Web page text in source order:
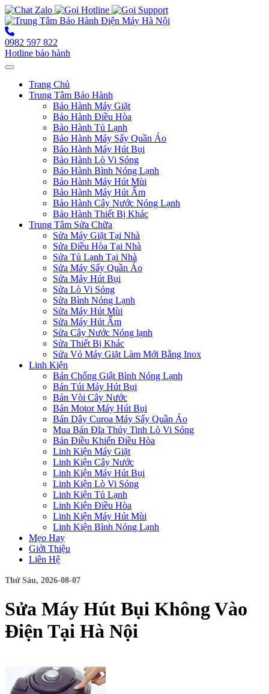
0982 597 822
Hotline bảo hành
Toggle navigation
Trang Chủ
Trung Tâm Bảo Hành
Bảo Hành Máy Giặt
Bảo Hành Điều Hòa
Bảo Hành Tủ Lạnh
Bảo Hành Máy Sấy Quần Áo
Bảo Hành Máy Hút Bụi
Bảo Hành Lò Vi Sóng
Bảo Hành Bình Nóng Lạnh
Bảo Hành Máy Hút Mùi
Bảo Hành Máy Hút Ẩm
Bảo Hành Cây Nước Nóng Lạnh
Bảo Hành Thiết Bị Khác
Trung Tâm Sửa Chữa
Sửa Máy Giặt Tại Nhà
Sửa Điều Hòa Tại Nhà
Sửa Tủ Lạnh Tại Nhà
Sửa Máy Sấy Quần Áo
Sửa Máy Hút Bụi
Sửa Lò Vi Sóng
Sửa Bình Nóng Lạnh
Sửa Máy Hút Mùi
Sửa Máy Hút Ẩm
Sửa Cây Nước Nóng lạnh
Sửa Thiết Bị Khác
Sửa Vỏ Máy Giặt Làm Mới Bằng Inox
Linh Kiện
Bán Chống Giật Bình Nóng Lạnh
Bán Túi Máy Hút Bụi
Bán Vòi Cây Nước
Bán Motor Máy Hút Bụi
Bán Dây Curoa Máy Sấy Quần Áo
Mua Bán Đĩa Thủy Tinh Lò Vi Sóng
Bán Điều Khiển Điều Hòa
Linh Kiện Máy Giặt
Linh Kiện Cây Nước
Linh Kiện Máy Hút Bụi
Linh Kiện Lò Vi Sóng
Linh Kiện Tủ Lạnh
Linh Kiện Điều Hòa
Linh Kiện Máy Hút Mùi
Linh Kiện Bình Nóng Lạnh
Mẹo Hay
Giới Thiệu
Liên Hệ
Thứ Sáu, 2026-08-07
Sửa Máy Hút Bụi Không Vào
Điện Tại Hà Nội